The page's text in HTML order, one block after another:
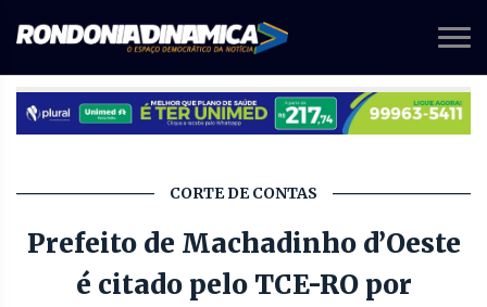
CORTE DE CONTAS
Prefeito de Machadinho d’Oeste
é citado pelo TCE-RO por